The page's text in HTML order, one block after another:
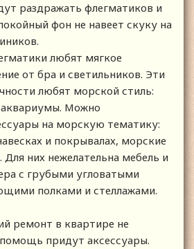
раздражать флегматиков и
фон не навеет скуку на
любят мягкое
от бра и светильников. Эти
любят морской стиль:
Можно
на морскую тематику:
и покрывалах, морские
них нежелательна мебель и
с грубыми угловатыми
полками и стеллажами.
ремонт в квартире не
придут аксессуары.